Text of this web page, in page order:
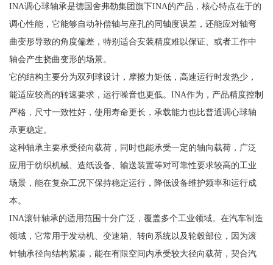
INA调心球轴承是德国舍弗勒集团旗下INA的产品，核心特点在于的
调心性能，它能够自动补偿轴与座孔的同轴度误差，还能应对轴弯
曲变形导致的角度偏差，特别适合安装精度难以保证、或者工作中
轴会产生挠曲变形的场景。
它的结构主要分为双列球设计，摩擦力矩低，高速运行时发热少，
能适应较高的转速要求，运行噪音也更低。INA作为，产品精度控制
严格，尺寸一致性好，使用寿命更长，承载能力也比普通调心球轴
承更稳定。
这种轴承主要承受径向载荷，同时也能承受一定的轴向载荷，广泛
应用于纺织机械、造纸设备、输送装置等对可靠性要求较高的工业
场景，能在复杂工况下保持稳定运行，降低设备维护频率和运行成
本。
INA滚针轴承的适用范围十分广泛，覆盖多个工业领域。在汽车制造
领域，它常用于发动机、变速箱、转向系统以及轮毂部位，因为滚
针轴承径向结构紧凑，能在有限空间内承受较大径向载荷，契合汽